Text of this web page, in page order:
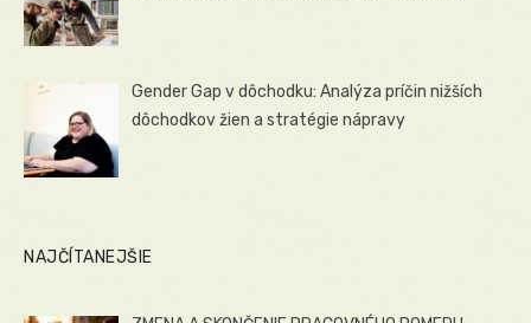
Gender Gap v dôchodku: Analýza príčin nižších
dôchodkov žien a stratégie nápravy
NAJČÍTANEJŠIE